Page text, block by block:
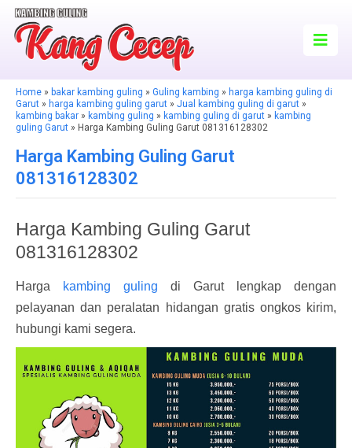
Home » bakar kambing guling » Guling kambing » harga kambing guling di
Garut » harga kambing guling garut » Jual kambing guling di garut »
kambing bakar » kambing guling » kambing guling di garut » kambing
guling Garut » Harga Kambing Guling Garut 081316128302
Harga Kambing Guling Garut
081316128302
Harga Kambing Guling Garut
081316128302
Harga kambing guling di Garut lengkap dengan
pelayanan dan peralatan hidangan gratis ongkos kirim,
hubungi kami segera.